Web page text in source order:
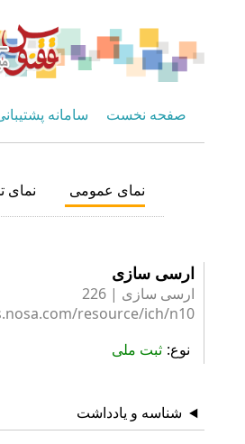
صفحه نخست سامانه
نمای عمومی
ارسی سازی
ارسی سازی | 226
resource/ich/n10
نوع ثبت ملی
شناسه و یادداشت